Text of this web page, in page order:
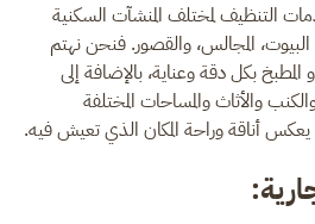
التنظيف لمختلف المنشآت السكنية
البيوت، المجالس، والقصور. فنحن نهتم
بكل دقة وعناية، بالإضافة إلى
والأثاث والمساحات المختلفة
أناقة وراحة المكان الذي تعيش فيه.